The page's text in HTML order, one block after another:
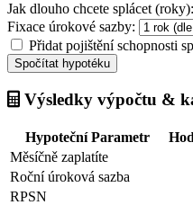
Jak dlouho chcete splácet (roky):
Fixace úrokové sazby:
Přidat pojištění schopnosti
Spočítat hypotéku
Výsledky výpočtu &
Hypoteční Parametr
Měsíčně zaplatíte
Roční úroková sazba
RPSN